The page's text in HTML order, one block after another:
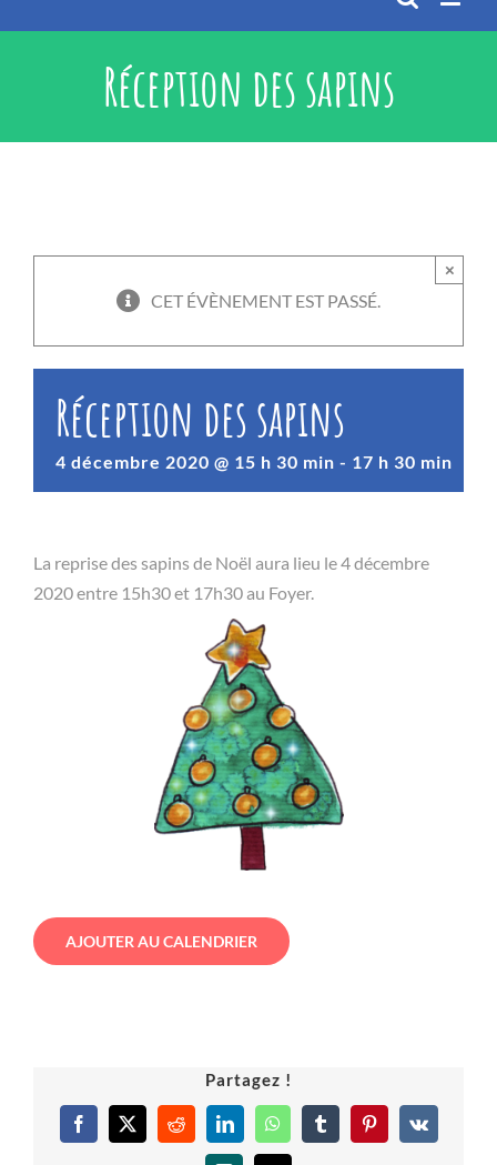
Réception des sapins
CET ÉVÈNEMENT EST PASSÉ.
×
Réception des sapins
4 décembre 2020 @ 15 h 30 min - 17 h 30 min
La reprise des sapins de Noël aura lieu le 4 décembre
2020 entre 15h30 et 17h30 au Foyer.
AJOUTER AU CALENDRIER
Partagez !
Facebook
X RedditLinkedInWhatsAppTumblrPinterest
Vk